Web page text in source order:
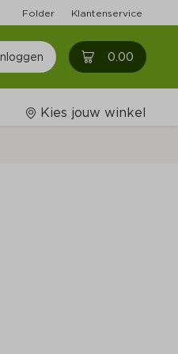
Folder Klantenservice
Inloggen 0.00 0
Kies jouw winkel